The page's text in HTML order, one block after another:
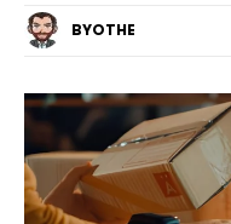
BYOTHE